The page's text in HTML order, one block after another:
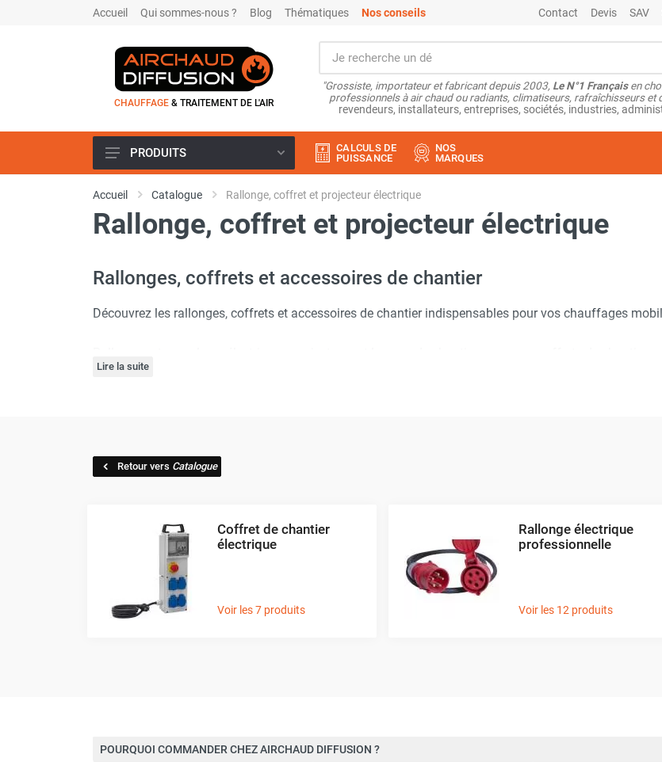
Accueil Qui sommes-nous ? Blog Thématiques Nos conseils Contact Devis SAV
CHAUFFAGE & TRAITEMENT DE L'AIR
"Grossiste, importateur et fabricant depuis 2003, Le N°1 Françaisen
professionnels à air chaud ou radiants, climatiseurs, rafraîchisseurs et
revendeurs, installateurs, entreprises, sociétés, industries,
Climatiseur
Climatiseur mobile
Climatiseur mobile résidentiel et
Climatiseur fixe
Rafraichisseur d'air mobile
Brumisateur d'air
Ventilateur fixe
Ventilateur centrifuge
Ventilateur de sol
Ventilateur sur pied
Ventilateur de bureau
Ventilateur de table
Extracteur d'air mural
Déstratificateur industriel à pales
PRODUITS
CALCULS DE
PUISSANCE
NOS
MARQUES
Accueil Catalogue Rallonge, coffret et projecteur électrique
Rallonge, coffret et projecteur électrique
Rallonges, coffrets et accessoires de chantier
Découvrez les rallonges, coffrets et accessoires de chantier indispensables pour vos chauffages
Lire la suite
Retour vers Catalogue
Coffret de chantier
électrique
Voir les 7 produits
Rallonge électrique
professionnelle
Voir les 12 produits
POURQUOI COMMANDER CHEZ AIRCHAUD DIFFUSION ?